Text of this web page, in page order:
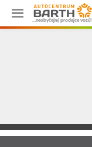
…neobyčejný prodejce vozů!